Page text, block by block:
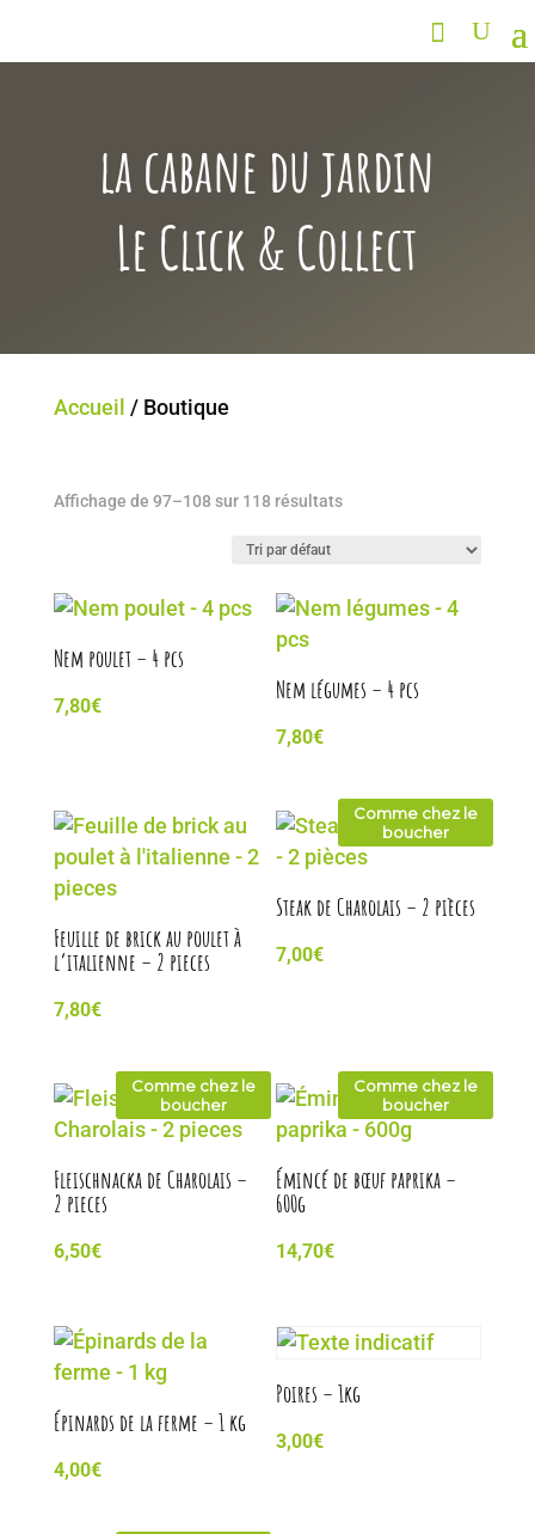
la cabane du jardin
Le Click & Collect
Accueil / Boutique
Affichage de 97–108 sur 118 résultats
Nem poulet – 4 pcs
7,80€
Nem légumes – 4 pcs
7,80€
Feuille de brick au poulet à
l’italienne – 2 pieces
7,80€
Comme chez le
boucher
Steak de Charolais – 2 pièces
7,00€
Comme chez le
boucher
Fleischnacka de Charolais –
2 pieces
6,50€
Comme chez le
boucher
Émincé de bœuf paprika –
600g
14,70€
Épinards de la ferme – 1 kg
4,00€
Poires – 1kg
3,00€